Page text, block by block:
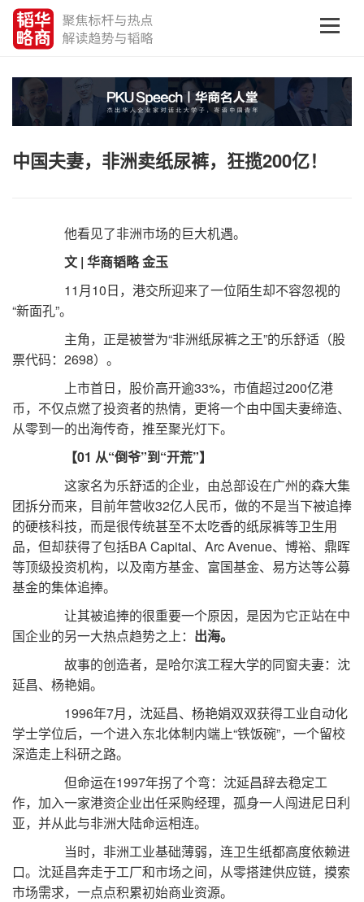
中国夫妻，非洲卖纸尿裤，狂揽200亿！
他看见了非洲市场的巨大机遇。
文 | 华商韬略 金玉
11月10日，港交所迎来了一位陌生却不容忽视的
“新面孔”。
主角，正是被誉为“非洲纸尿裤之王”的乐舒适（股
票代码：2698）。
上市首日，股价高开逾33%，市值超过200亿港
币，不仅点燃了投资者的热情，更将一个由中国夫妻缔造、
从零到一的出海传奇，推至聚光灯下。
【01 从“倒爷”到“开荒”】
这家名为乐舒适的企业，由总部设在广州的森大集
团拆分而来，目前年营收32亿人民币，做的不是当下被追捧
的硬核科技，而是很传统甚至不太吃香的纸尿裤等卫生用
品，但却获得了包括BA Capital、Arc Avenue、博裕、鼎晖
等顶级投资机构，以及南方基金、富国基金、易方达等公募
基金的集体追捧。
让其被追捧的很重要一个原因，是因为它正站在中
国企业的另一大热点趋势之上： 出海。
故事的创造者，是哈尔滨工程大学的同窗夫妻：沈
延昌、杨艳娟。
1996年7月，沈延昌、杨艳娟双双获得工业自动化
学士学位后，一个进入东北体制内端上“铁饭碗”，一个留校
深造走上科研之路。
但命运在1997年拐了个弯：沈延昌辞去稳定工
作，加入一家港资企业出任采购经理，孤身一人闯进尼日利
亚，并从此与非洲大陆命运相连。
当时，非洲工业基础薄弱，连卫生纸都高度依赖进
口。沈延昌奔走于工厂和市场之间，从零搭建供应链，摸索
市场需求，一点点积累初始商业资源。